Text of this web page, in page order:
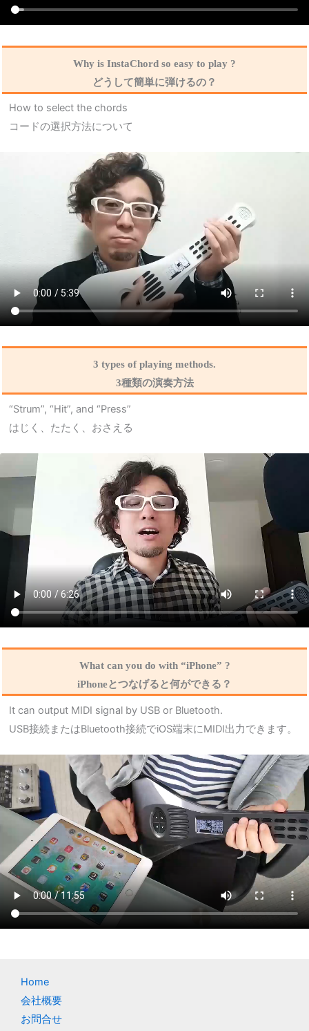
Why is InstaChord so easy to play ?
どうして簡単に弾けるの？
How to select the chords
コードの選択方法について
3 types of playing methods.
3種類の演奏方法
“Strum”, “Hit”, and “Press”
はじく、たたく、おさえる
What can you do with “iPhone” ?
iPhoneとつなげると何ができる？
It can output MIDI signal by USB or Bluetooth.
USB接続またはBluetooth接続でiOS端末にMIDI出力できます。
Home
会社概要
お問合せ